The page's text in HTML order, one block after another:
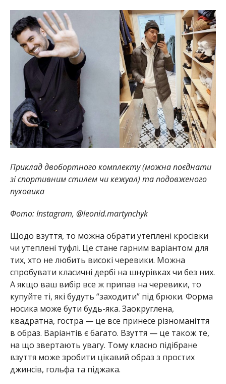
Приклад двобортного комплекту (можна поєднати
зі спортивним стилем чи кежуал) та подовженого
пуховика
Фото: Instagram, @leonid.martynchyk
Щодо взуття, то можна обрати утеплені кросівки
чи утеплені туфлі. Це стане гарним варіантом для
тих, хто не любить високі черевики. Можна
спробувати класичні дербі на шнурівках чи без них.
А якщо ваш вибір все ж припав на черевики, то
купуйте ті, які будуть “заходити” під брюки. Форма
носика може бути будь-яка. Заокруглена,
квадратна, гостра — це все принесе різноманіття
в образ. Варіантів є багато. Взуття — це також те,
на що звертають увагу. Тому класно підібране
взуття може зробити цікавий образ з простих
джинсів, гольфа та піджака.